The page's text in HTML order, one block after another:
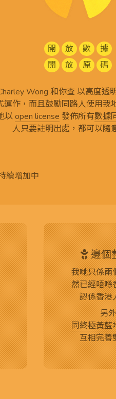
開 放 數
據
開
放 原 碼
Wong 和你查 以高度透
運作，而且鼓勵同路人使用我
以open license 發佈所有數據
人只要註明出處，都可以隨
續增加中
邊個
我哋只係兩
然已經唔喺
認係香港
另
同終極黃藍
互相完善